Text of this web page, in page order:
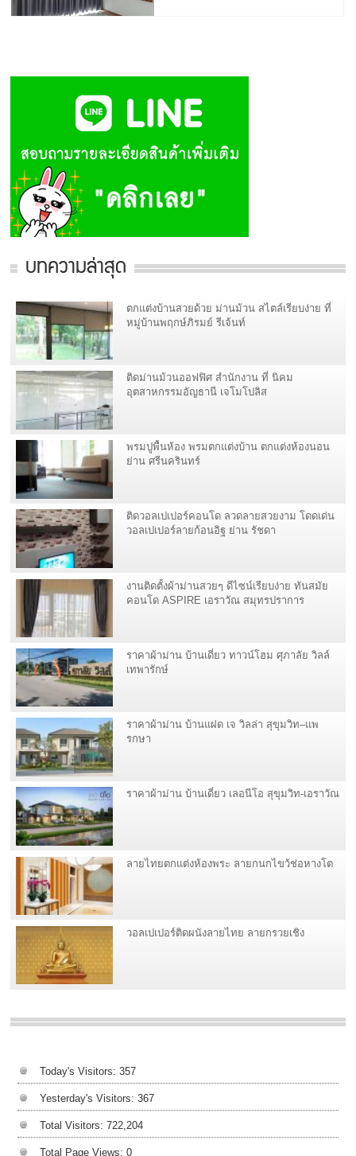
บทความล่าสุด
ตกแต่งบ้านสวยด้วย ม่านม้วน สไตล์เรียบง่าย ที่
หมู่บ้านพฤกษ์ภิรมย์ รีเจ้นท์
ติดม่านม้วนออฟฟิศ สำนักงาน ที่ นิคม
อุตสาหกรรมอัญธานี เจโมโปลิส
พรมปูพื้นห้อง พรมตกแต่งบ้าน ตกแต่งห้องนอน
ย่าน ศรีนครินทร์
ติดวอลเปเปอร์คอนโด ลวดลายสวยงาม โดดเด่น
วอลเปเปอร์ลายก้อนอิฐ ย่าน รัชดา
งานติดตั้งผ้าม่านสวยๆ ดีไซน์เรียบง่าย ทันสมัย
คอนโด ASPIRE เอราวัณ สมุทรปราการ
ราคาผ้าม่าน บ้านเดี่ยว ทาวน์โฮม ศุภาลัย วิลล์
เทพารักษ์
ราคาผ้าม่าน บ้านแฝด เจ วิลล่า สุขุมวิท–แพ
รกษา
ราคาผ้าม่าน บ้านเดี่ยว เลอนีโอ สุขุมวิท-เอราวัณ
ลายไทยตกแต่งห้องพระ ลายกนกไขว้ช่อหางโต
วอลเปเปอร์ติดผนังลายไทย ลายกรวยเชิง
Today's Visitors: 357
Yesterday's Visitors: 367
Total Visitors: 722,204
Total Page Views: 0